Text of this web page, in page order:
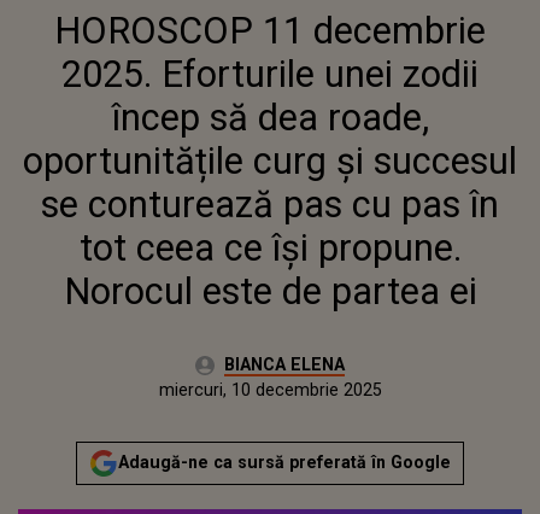
EFORTURILE UNEI ZODII ÎNCEP
SĂ DEA ROADE, OPORTUNITĂȚILE
CURG ȘI SUCCESUL SE
CONTUREAZĂ PAS CU PAS ÎN
TOT CEEA CE ÎȘI PROPUNE.
NOROCUL ESTE DE PARTEA EI
HOROSCOP 11 decembrie
2025. Eforturile unei zodii
încep să dea roade,
oportunitățile curg și succesul
se conturează pas cu pas în
tot ceea ce își propune.
Norocul este de partea ei
Autor:BIANCA ELENA
Publicat:
miercuri, 10 decembrie 2025
Adaugă-ne ca sursă preferată în Google